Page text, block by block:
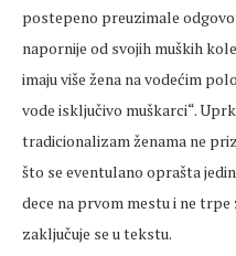
postepeno preuzimale
napornije od svojih muških
imaju više žena na vodećim
vode isključivo muškarci“.
tradicionalizam ženama ne
što se eventulano oprašta
dece na prvom mestu i ne trpe
zaključuje se u tekstu.